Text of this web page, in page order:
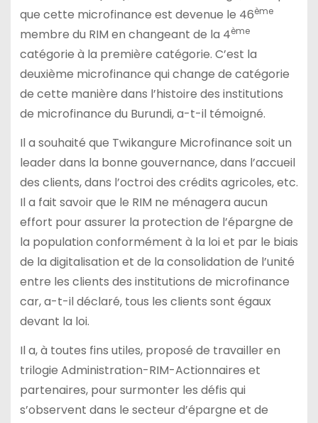
que cette microfinance est devenue le 46ème
membre du RIM en changeant de la 4ème
catégorie à la première catégorie. C’est la
deuxième microfinance qui change de catégorie
de cette manière dans l’histoire des institutions
de microfinance du Burundi, a-t-il témoigné.
Il a souhaité que Twikangure Microfinance soit un
leader dans la bonne gouvernance, dans l’accueil
des clients, dans l’octroi des crédits agricoles, etc.
Il a fait savoir que le RIM ne ménagera aucun
effort pour assurer la protection de l’épargne de
la population conformément à la loi et par le biais
de la digitalisation et de la consolidation de l’unité
entre les clients des institutions de microfinance
car, a-t-il déclaré, tous les clients sont égaux
devant la loi.
Il a, à toutes fins utiles, proposé de travailler en
trilogie Administration-RIM-Actionnaires et
partenaires, pour surmonter les défis qui
s’observent dans le secteur d’épargne et de